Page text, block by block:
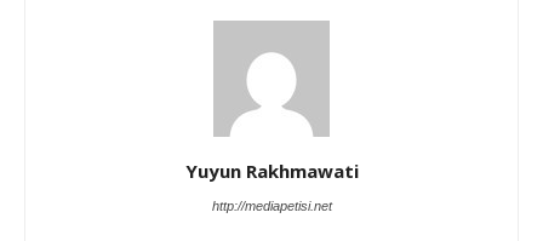
Yuyun Rakhmawati
http://mediapetisi.net